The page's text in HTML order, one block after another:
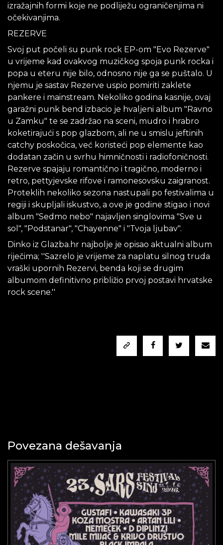
izražajnih formi koje ne podliježu ograničenjima ni
očekivanjima.
REZERVE
Svoj put počeli su punk rock EP-om "Evo Rezerve"
u vrijeme kad ovakvog muzičkog spoja punk rocka i
popa u eteru nije bilo, odnosno nije ga se puštalo. U
njemu je sastav Rezerve uspio pomiriti zaklete
pankere i mainstream. Nekoliko godina kasnije, ovaj
garažni punk bend izbacio je hvaljeni album "Ravno
u Zamku" te se zadržao na sceni, mudro i hrabro
koketirajući s pop glazbom, ali ne u smislu jeftinih
catchy poskočica, već koristeći pop elemente kao
dodatan začin u svrhu himničnosti i radiofoničnosti.
Rezerve spajaju romantično i tragično, moderno i
retro, pettyjevske rifove i ramonesovsku zaigranost.
Proteklih nekoliko sezona nastupali po festivalima u
regiji i skupljali iskustvo, a ove je godine stigao i novi
album "Sedmo nebo" najavljen singlovima "Sve u
sol", "Podstanar", "Chayenne" i "Tvoja ljubav".
Dinko iz Glazba.hr najbolje je opisao aktualni album
riječima; ''Sazrelo je vrijeme za naplatu silnog truda
vraški upornih Rezervi, benda koji se drugim
albumom definitivno približio prvoj postavi hrvatske
rock scene.''
Povezana dešavanja